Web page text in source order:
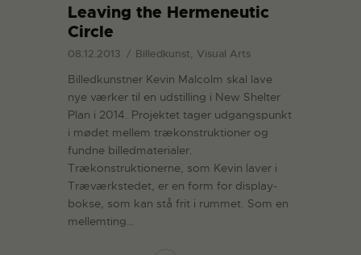
Leaving the Hermeneutic
Circle
08.12.2013 Billedkunst, Visual Arts
Billedkunstner Kevin Malcolm skal lave
nye værker til en udstilling i New Shelter
Plan i 2014. Projektet tager udgangspunkt
i mødet mellem trækonstruktioner og
fundne billedmaterialer.
Trækonstruktionerne, som Kevin laver i
Træværkstedet, er en form for display-
bokse, som kan stå frit i rummet. Som en
mellemting…